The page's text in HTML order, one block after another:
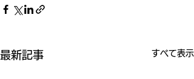
最新記事 すべて表示